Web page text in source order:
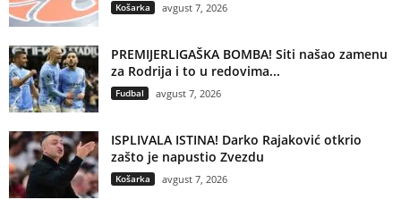
Košarka avgust 7, 2026
PREMIJERLIGAŠKA BOMBA! Siti našao zamenu
za Rodrija i to u redovima...
Fudbal avgust 7, 2026
ISPLIVALA ISTINA! Darko Rajaković otkrio
zašto je napustio Zvezdu
Košarka avgust 7, 2026